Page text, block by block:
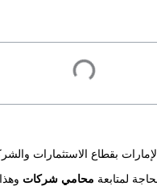
بقطاع الاستثمارات
لمتابعة محامي شركات